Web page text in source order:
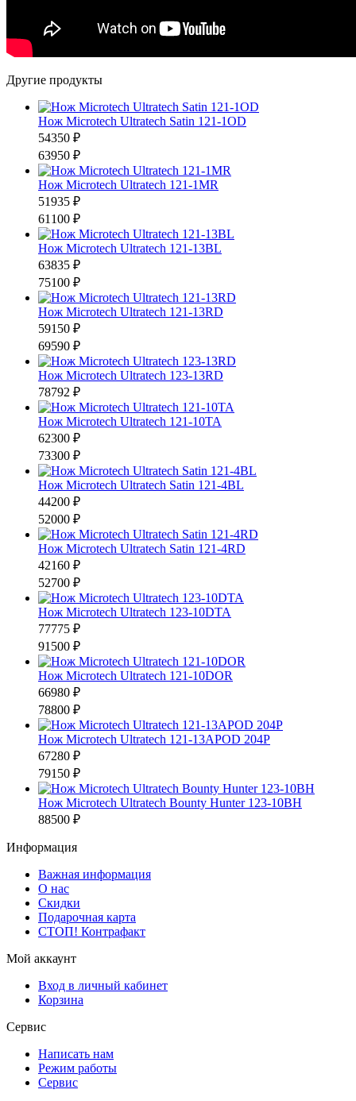
Другие продукты
Нож Microtech Ultratech Satin 121-1OD
54350 ₽
63950 ₽
Нож Microtech Ultratech 121-1MR
51935 ₽
61100 ₽
Нож Microtech Ultratech 121-13BL
63835 ₽
75100 ₽
Нож Microtech Ultratech 121-13RD
59150 ₽
69590 ₽
Нож Microtech Ultratech 123-13RD
78792 ₽
Нож Microtech Ultratech 121-10TA
62300 ₽
73300 ₽
Нож Microtech Ultratech Satin 121-4BL
44200 ₽
52000 ₽
Нож Microtech Ultratech Satin 121-4RD
42160 ₽
52700 ₽
Нож Microtech Ultratech 123-10DTA
77775 ₽
91500 ₽
Нож Microtech Ultratech 121-10DOR
66980 ₽
78800 ₽
Нож Microtech Ultratech 121-13APOD 204P
67280 ₽
79150 ₽
Нож Microtech Ultratech Bounty Hunter 123-10BH
88500 ₽
Информация
Важная информация
О нас
Скидки
Подарочная карта
СТОП! Контрафакт
Мой аккаунт
Вход в личный кабинет
Корзина
Сервис
Написать нам
Режим работы
Сервис